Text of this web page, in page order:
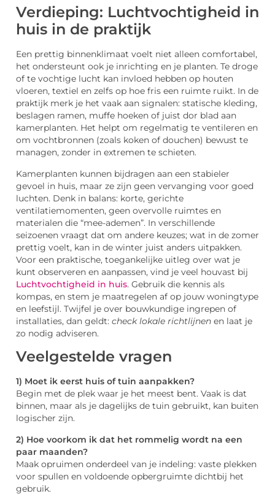
Verdieping: Luchtvochtigheid in
huis in de praktijk
Een prettig binnenklimaat voelt niet alleen comfortabel,
het ondersteunt ook je inrichting en je planten. Te droge
of te vochtige lucht kan invloed hebben op houten
vloeren, textiel en zelfs op hoe fris een ruimte ruikt. In de
praktijk merk je het vaak aan signalen: statische kleding,
beslagen ramen, muffe hoeken of juist dor blad aan
kamerplanten. Het helpt om regelmatig te ventileren en
om vochtbronnen (zoals koken of douchen) bewust te
managen, zonder in extremen te schieten.
Kamerplanten kunnen bijdragen aan een stabieler
gevoel in huis, maar ze zijn geen vervanging voor goed
luchten. Denk in balans: korte, gerichte
ventilatiemomenten, geen overvolle ruimtes en
materialen die “mee-ademen”. In verschillende
seizoenen vraagt dat om andere keuzes; wat in de zomer
prettig voelt, kan in de winter juist anders uitpakken.
Voor een praktische, toegankelijke uitleg over wat je
kunt observeren en aanpassen, vind je veel houvast bij
Luchtvochtigheid in huis. Gebruik die kennis als
kompas, en stem je maatregelen af op jouw woningtype
en leefstijl. Twijfel je over bouwkundige ingrepen of
installaties, dan geldt: check lokale richtlijnen en laat je
zo nodig adviseren.
Veelgestelde vragen
1) Moet ik eerst huis of tuin aanpakken?
Begin met de plek waar je het meest bent. Vaak is dat
binnen, maar als je dagelijks de tuin gebruikt, kan buiten
logischer zijn.
2) Hoe voorkom ik dat het rommelig wordt na een
paar maanden?
Maak opruimen onderdeel van je indeling: vaste plekken
voor spullen en voldoende opbergruimte dichtbij het
gebruik.